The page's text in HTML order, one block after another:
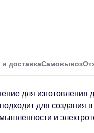
доставкаСамовывоз
для изготовления
для создания
и